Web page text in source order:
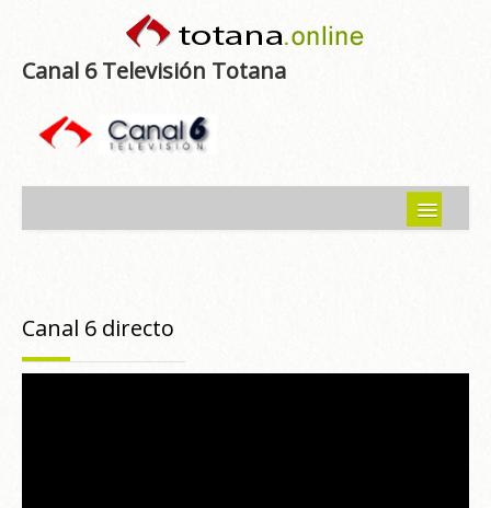
Canal 6 Televisión Totana
Programas emitidos
Canal 6 directo